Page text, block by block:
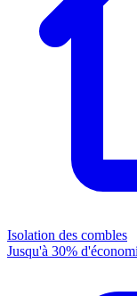
Isolation des combles
Jusqu'à 30%